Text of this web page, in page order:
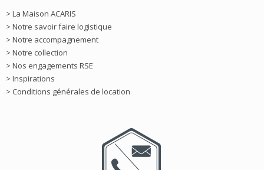
> La Maison ACARIS
> Notre savoir faire logistique
> Notre accompagnement
> Notre collection
> Nos engagements RSE
> Inspirations
> Conditions générales de location